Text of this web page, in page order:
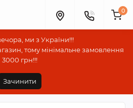
ми з України!!!
тому мінімальне замовлення
3000 грн!!!
Зачинити
0